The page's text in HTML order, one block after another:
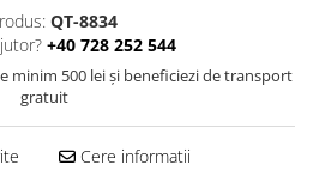
QT-8834
+40 728 252 544
minim 500 lei și beneficiezi de transport
gratuit
Cere informatii